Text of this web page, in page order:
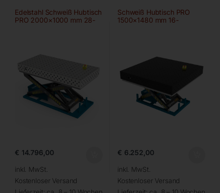
Edelstahl Schweiß Hubtisch
PRO 2000×1000 mm 28-
€ 14.796,00
inkl. MwSt.
Kostenloser Versand
Schweiß Hubtisch PRO
1500×1480 mm 16-
€ 6.252,00
inkl. MwSt.
Kostenloser Versand